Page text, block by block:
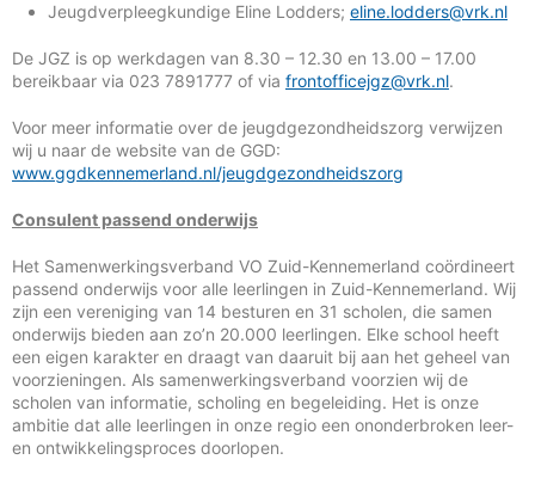
Jeugdverpleegkundige Eline Lodders; eline.lodders@vrk.nl
De JGZ is op werkdagen van 8.30 – 12.30 en 13.00 – 17.00
bereikbaar via 023 7891777 of via frontofficejgz@vrk.nl.
Voor meer informatie over de jeugdgezondheidszorg verwijzen
wij u naar de website van de GGD:
www.ggdkennemerland.nl/jeugdgezondheidszorg
Consulent passend onderwijs
Het Samenwerkingsverband VO Zuid-Kennemerland coördineert
passend onderwijs voor alle leerlingen in Zuid-Kennemerland. Wij
zijn een vereniging van 14 besturen en 31 scholen, die samen
onderwijs bieden aan zo’n 20.000 leerlingen. Elke school heeft
een eigen karakter en draagt van daaruit bij aan het geheel van
voorzieningen. Als samenwerkingsverband voorzien wij de
scholen van informatie, scholing en begeleiding. Het is onze
ambitie dat alle leerlingen in onze regio een ononderbroken leer-
en ontwikkelingsproces doorlopen.